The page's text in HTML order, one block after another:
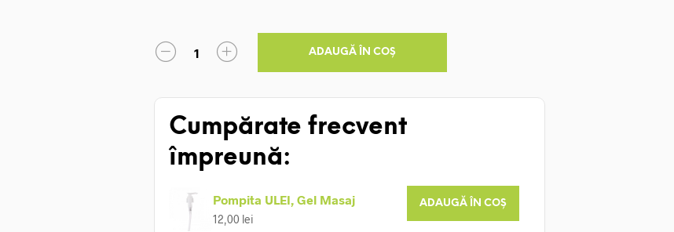
ADAUGĂ ÎN COȘ
Cumpărate frecvent
împreună:
Pompita ULEI, Gel Masaj
12,00 lei
ADAUGĂ ÎN COȘ